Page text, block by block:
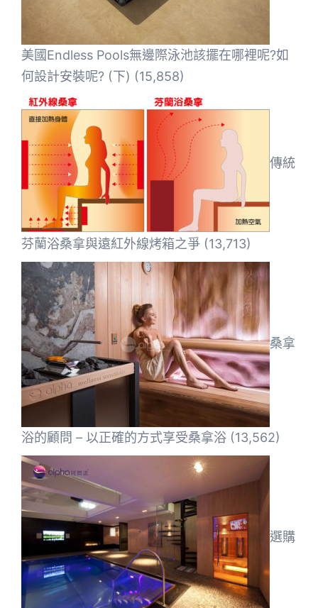
美國Endless Pools無邊際泳池該擺在哪裡呢?如
何設計安裝呢? (下) (15,858)
傳統
芬蘭浴桑拿與遠紅外線烤箱之爭 (13,713)
桑拿
浴的顧問 – 以正確的方式享受桑拿浴 (13,562)
選購